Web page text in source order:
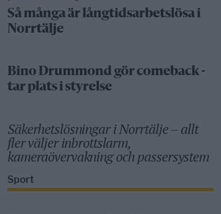
Så många är långtidsarbetslösa i
Norrtälje
Bino Drummond gör comeback -
tar plats i styrelse
Säkerhetslösningar i Norrtälje – allt
fler väljer inbrottslarm,
kameraövervakning och passersystem
Sport